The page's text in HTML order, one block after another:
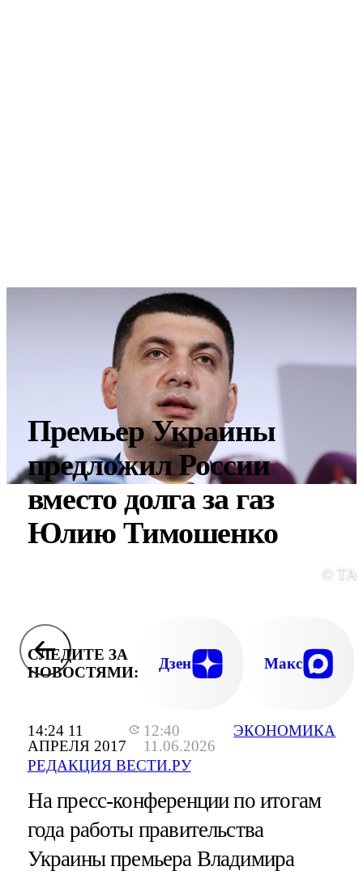
14:24 11
АПРЕЛЯ 2017
12:40
11.06.2026
РЕДАКЦИЯ ВЕСТИ.РУ
ЭКОНОМИКА
Премьер Украины
предложил России
вместо долга за газ
Юлию Тимошенко
©
СЛЕДИТЕ ЗА
НОВОСТЯМИ:
Дзен Макс
На пресс-конференции по итогам
года работы правительства
Украины премьера Владимира